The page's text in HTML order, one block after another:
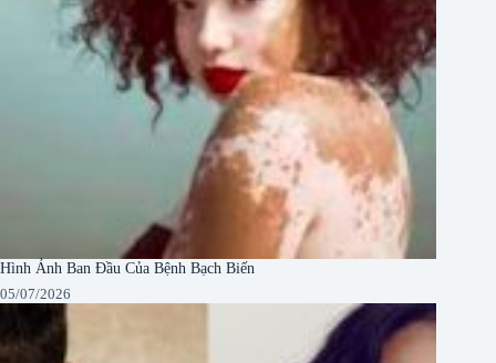
Hình Ảnh Ban Đầu Của Bệnh Bạch Biến
05/07/2026